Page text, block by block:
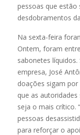
pessoas que estão
desdobramentos
Na sexta-feira
Ontem, foram
sabonetes
empresa, José
doações sigam
que as
seja o mais crítico.
pessoas
para reforçar o